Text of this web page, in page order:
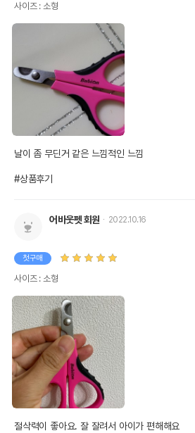
사이즈 : 소형
날이 좀 무딘거 같은 느낌적인 느낌
#상품후기
어바웃펫 회원 2022.10.16
첫구매
사이즈 : 소형
절삭력이 좋아요. 잘 잘려서 아이가 편해해요